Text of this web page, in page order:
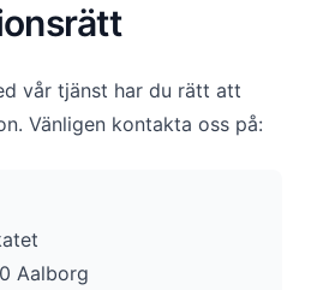
vår tjänst har du rätt att
Vänligen kontakta oss på:
Aalborg